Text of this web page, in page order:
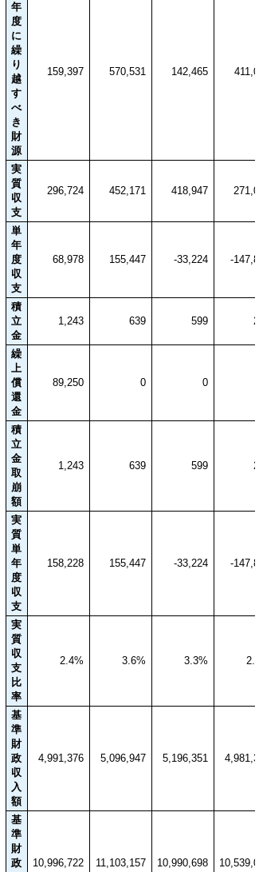
年
度
に
繰
り
越
す
べ
き
財
源
159,397 570,531 142,465
実
質
収
支
296,724 452,171 418,947
単
年
度
収
支
68,978 155,447 -33,224 -
積
立
金
1,243 639 599
繰
上
償
還
金
89,250 0 0
積
立
金
取
崩
額
1,243 639 599
実
質
単
年
度
収
支
158,228 155,447 -33,224 -
実
質
収
支
比
率
2.4% 3.6% 3.3%
基
準
財
政
収
入
額
4,991,376 5,096,947 5,196,351
基
準
財
政
10,996,722 11,103,157 10,990,698